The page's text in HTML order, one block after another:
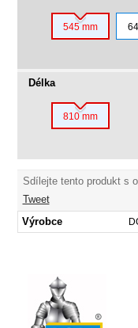
545 mm
Délka
810 mm
Sdílejte tento produkt s
Tweet
Výrobce